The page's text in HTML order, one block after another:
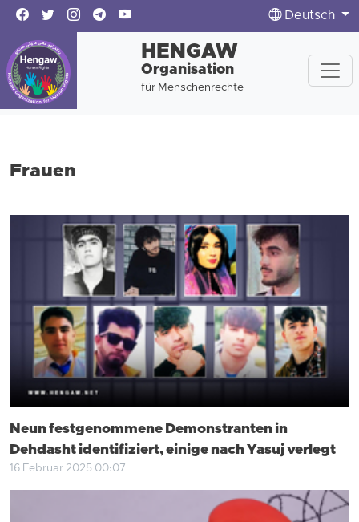
Deutsch
HENGAW
Organisation
für Menschenrechte
Frauen
Neun festgenommene Demonstranten in
Dehdasht identifiziert, einige nach Yasuj verlegt
16 Februar 2025 00:07